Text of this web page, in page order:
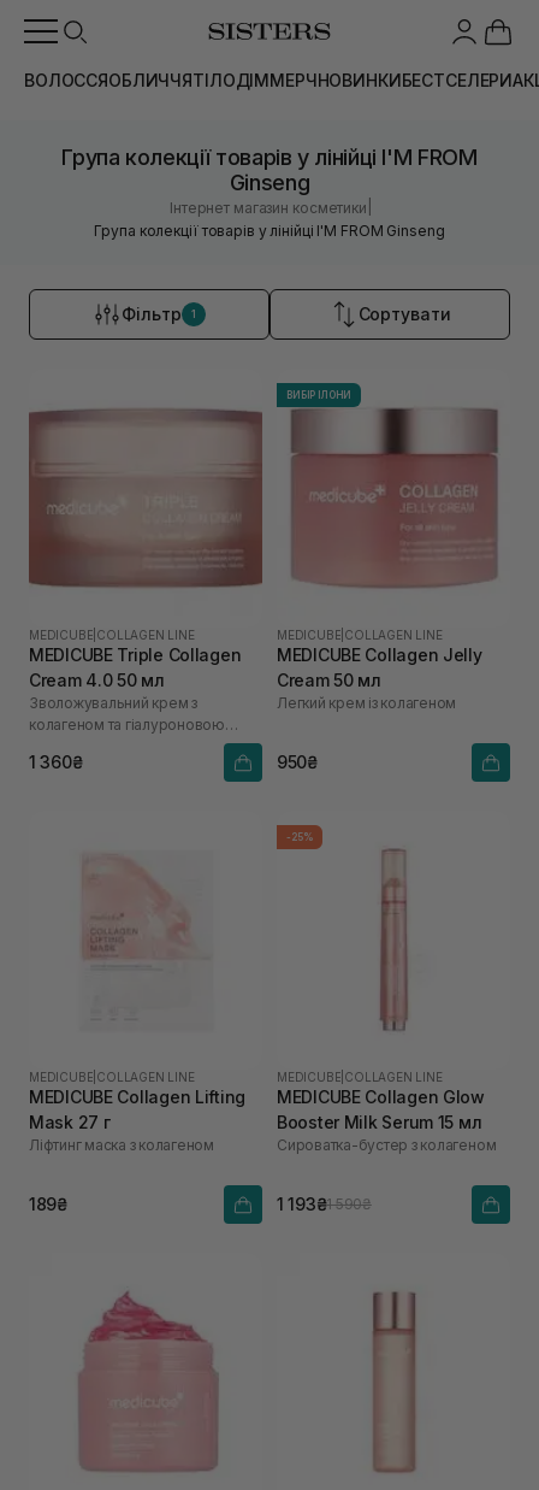
ВОЛОССЯОБЛИЧЧЯТІЛОДІММЕРЧНОВИНКИБЕСТСЕЛЕРИ
Група колекції товарів у лінійці I'M FROM
Ginseng
Інтернет магазин косметики
Група колекції товарів у лінійці I'M FROM Ginseng
Фільтр 1 Сортувати
MEDICUBE COLLAGEN LINE
MEDICUBE Triple Collagen
Cream 4.0 50 мл
Зволожувальний крем з
колагеном та гіалуроновою
1 360₴
ВИБІР ІЛОНИ
MEDICUBE COLLAGEN LINE
MEDICUBE Collagen Jelly
Cream 50 мл
Легкий крем із колагеном
950₴
MEDICUBE COLLAGEN LINE
MEDICUBE Collagen Lifting
Mask 27 г
Ліфтинг маска з колагеном
189₴
-25%
MEDICUBE COLLAGEN LINE
MEDICUBE Collagen Glow
Booster Milk Serum 15 мл
Сироватка-бустер з колагеном
1 193₴1 590₴